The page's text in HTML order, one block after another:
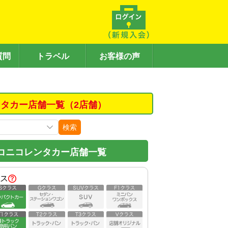
問 トラベル お客様の声
カー店舗一覧（2店舗）
検索
ニコレンタカー店舗一覧